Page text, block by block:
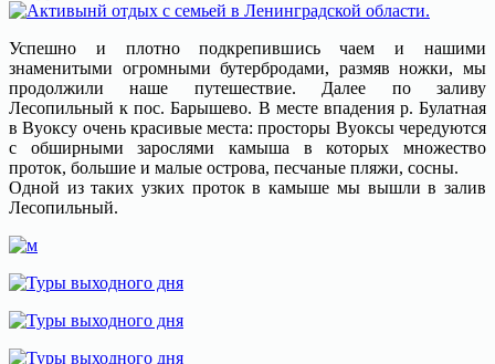
Успешно и плотно подкрепившись чаем и нашими
знаменитыми огромными бутербродами, размяв ножки, мы
продолжили наше путешествие. Далее по заливу
Лесопильный к пос. Барышево. В месте впадения р. Булатная
в Вуоксу очень красивые места: просторы Вуоксы чередуются
с обширными зарослями камыша в которых множество
проток, большие и малые острова, песчаные пляжи, сосны.
Одной из таких узких проток в камыше мы вышли в залив
Лесопильный.